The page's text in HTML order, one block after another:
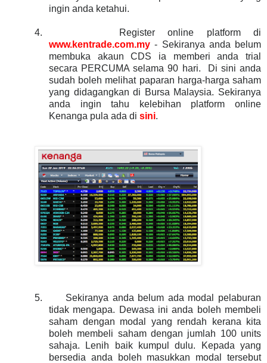
ingin anda ketahui.
4.
Register online platform di
www.kentrade.com.my - Sekiranya anda belum
membuka akaun CDS ia memberi anda trial
secara PERCUMA selama 90 hari. Di sini anda
sudah boleh melihat paparan harga-harga saham
yang didagangkan di Bursa Malaysia. Sekiranya
anda ingin tahu kelebihan platform online
Kenanga pula ada di sini.
5.
Sekiranya anda belum ada modal pelaburan
tidak mengapa. Dewasa ini anda boleh membeli
saham dengan modal yang rendah kerana kita
boleh membeli saham dengan jumlah 100 units
sahaja. Lenih baik kumpul dulu. Kepada yang
bersedia anda boleh masukkan modal tersebut